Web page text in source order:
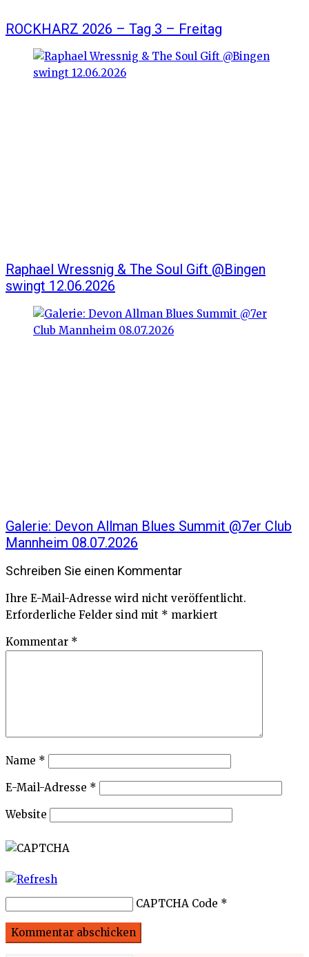
ROCKHARZ 2026 – Tag 3 – Freitag
Raphael Wressnig & The Soul Gift @Bingen
swingt 12.06.2026
Galerie: Devon Allman Blues Summit @7er Club
Mannheim 08.07.2026
Schreiben Sie einen Kommentar
Ihre E-Mail-Adresse wird nicht veröffentlicht.
Erforderliche Felder sind mit * markiert
Kommentar *
Name *
E-Mail-Adresse *
Website
CAPTCHA Code *